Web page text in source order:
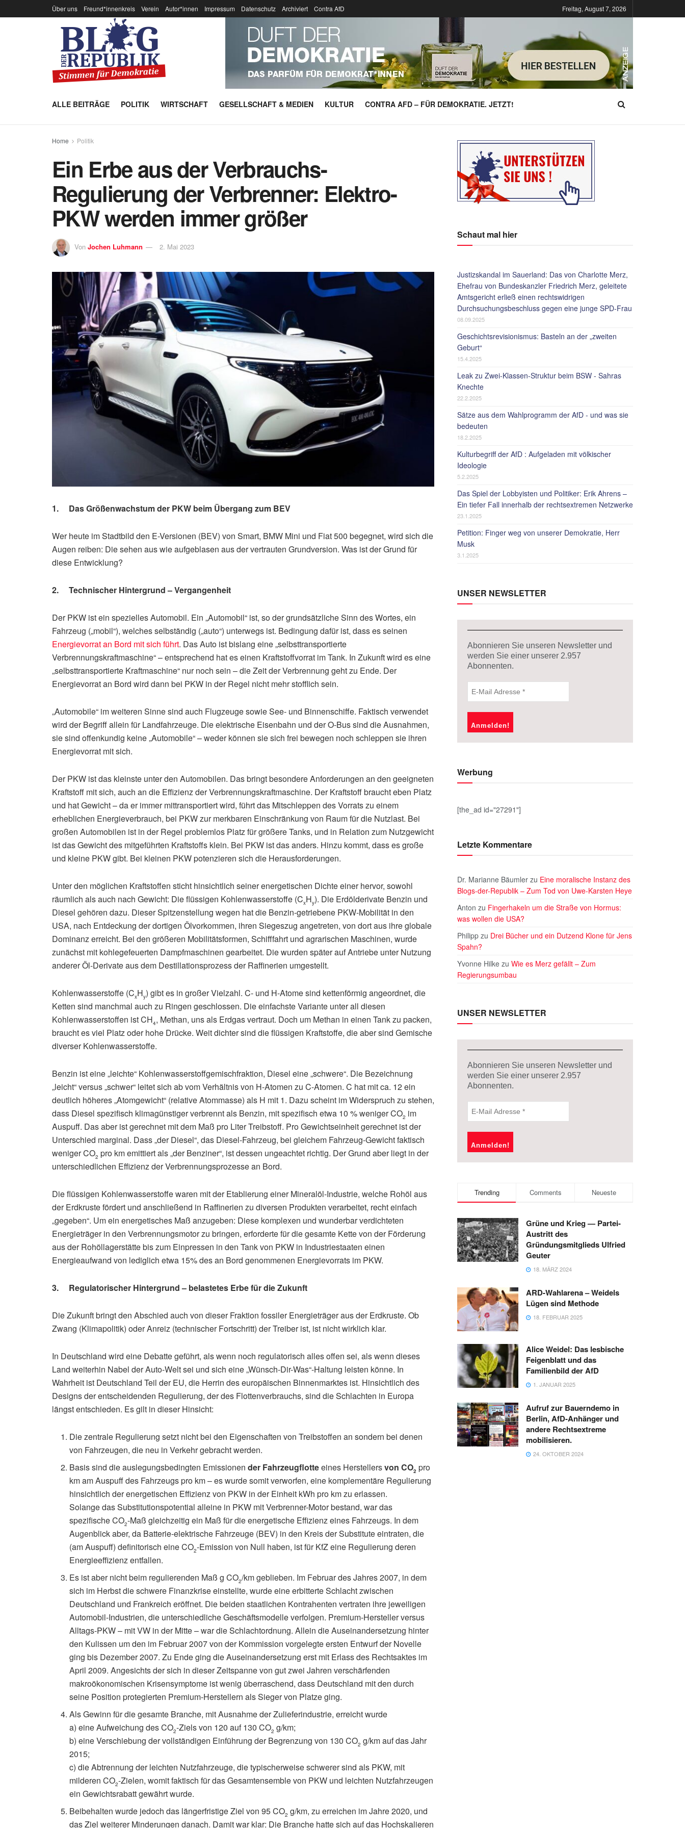
Über uns Freund*innenkreis Verein Autor*innen Impressum Datenschutz Archiviert Contra AfD Freitag, August 7, 2026
ALLE BEITRÄGE POLITIK WIRTSCHAFT GESELLSCHAFT & MEDIEN KULTUR CONTRA AFD – FÜR DEMOKRATIE. JETZT!
Home Politik
Ein Erbe aus der Verbrauchs-
Regulierung der Verbrenner: Elektro-
PKW werden immer größer
Von Jochen Luhmann 2. Mai 2023
1. Das Größenwachstum der PKW beim Übergang zum BEV
Wer heute im Stadtbild den E-Versionen (BEV) von Smart, BMW Mini und Fiat 500 begegnet, wird sich die
Augen reiben: Die sehen aus wie aufgeblasen aus der vertrauten Grundversion. Was ist der Grund für
diese Entwicklung?
2. Technischer Hintergrund – Vergangenheit
Der PKW ist ein spezielles Automobil. Ein „Automobil“ ist, so der grundsätzliche Sinn des Wortes, ein
Fahrzeug („mobil“), welches selbständig („auto“) unterwegs ist. Bedingung dafür ist, dass es seinen
Energievorrat an Bord mit sich führt. Das Auto ist bislang eine „selbsttransportierte
Verbrennungskraftmaschine“ – entsprechend hat es einen Kraftstoffvorrat im Tank. In Zukunft wird es eine
„selbsttransportierte Kraftmaschine“ nur noch sein – die Zeit der Verbrennung geht zu Ende. Der
Energievorrat an Bord wird dann bei PKW in der Regel nicht mehr stofflich sein.
„Automobile“ im weiteren Sinne sind auch Flugzeuge sowie See- und Binnenschiffe. Faktisch verwendet
wird der Begriff allein für Landfahrzeuge. Die elektrische Eisenbahn und der O-Bus sind die Ausnahmen,
sie sind offenkundig keine „Automobile“ – weder können sie sich frei bewegen noch schleppen sie ihren
Energievorrat mit sich.
Der PKW ist das kleinste unter den Automobilen. Das bringt besondere Anforderungen an den geeigneten
Kraftstoff mit sich, auch an die Effizienz der Verbrennungskraftmaschine. Der Kraftstoff braucht eben Platz
und hat Gewicht – da er immer mittransportiert wird, führt das Mitschleppen des Vorrats zu einem
erheblichen Energieverbrauch, bei PKW zur merkbaren Einschränkung von Raum für die Nutzlast. Bei
großen Automobilen ist in der Regel problemlos Platz für größere Tanks, und in Relation zum Nutzgewicht
ist das Gewicht des mitgeführten Kraftstoffs klein. Bei PKW ist das anders. Hinzu kommt, dass es große
und kleine PKW gibt. Bei kleinen PKW potenzieren sich die Herausforderungen.
Unter den möglichen Kraftstoffen sticht hinsichtlich seiner energetischen Dichte einer hervor, sowohl
räumlich als auch nach Gewicht: Die flüssigen Kohlenwasserstoffe (CxHy). Die Erdölderivate Benzin und
Diesel gehören dazu. Dieser Spitzenstellung wegen hat die Benzin-getriebene PKW-Mobilität in den
USA, nach Entdeckung der dortigen Ölvorkommen, ihren Siegeszug angetreten, von dort aus ihre globale
Dominanz erreicht. Bei den größeren Mobilitätsformen, Schifffahrt und agrarischen Maschinen, wurde
zunächst mit kohlegefeuerten Dampfmaschinen gearbeitet. Die wurden später auf Antriebe unter Nutzung
anderer Öl-Derivate aus dem Destillationsprozess der Raffinerien umgestellt.
Kohlenwasserstoffe (CxHy) gibt es in großer Vielzahl. C- und H-Atome sind kettenförmig angeordnet, die
Ketten sind manchmal auch zu Ringen geschlossen. Die einfachste Variante unter all diesen
Kohlenwasserstoffen ist CH4, Methan, uns als Erdgas vertraut. Doch um Methan in einen Tank zu packen,
braucht es viel Platz oder hohe Drücke. Weit dichter sind die flüssigen Kraftstoffe, die aber sind Gemische
diverser Kohlenwasserstoffe.
Benzin ist eine „leichte“ Kohlenwasserstoffgemischfraktion, Diesel eine „schwere“. Die Bezeichnung
„leicht“ versus „schwer“ leitet sich ab vom Verhältnis von H-Atomen zu C-Atomen. C hat mit ca. 12 ein
deutlich höheres „Atomgewicht“ (relative Atommasse) als H mit 1. Dazu scheint im Widerspruch zu stehen,
dass Diesel spezifisch klimagünstiger verbrennt als Benzin, mit spezifisch etwa 10 % weniger CO2 im
Auspuff. Das aber ist gerechnet mit dem Maß pro Liter Treibstoff. Pro Gewichtseinheit gerechnet ist der
Unterschied marginal. Dass „der Diesel“, das Diesel-Fahrzeug, bei gleichem Fahrzeug-Gewicht faktisch
weniger CO2 pro km emittiert als „der Benziner“, ist dessen ungeachtet richtig. Der Grund aber liegt in der
unterschiedlichen Effizienz der Verbrennungsprozesse an Bord.
Die flüssigen Kohlenwasserstoffe waren mit der Etablierung einer Mineralöl-Industrie, welche Rohöl aus
der Erdkruste fördert und anschließend in Raffinerien zu diversen Produkten verarbeitet, recht einfach
„gegeben“. Um ein energetisches Maß anzugeben: Diese komplexen und wunderbar verdichteten
Energieträger in den Verbrennungsmotor zu bringen, erforderte für die gesamte Kette von der Förderung
aus der Rohöllagerstätte bis zum Einpressen in den Tank von PKW in Industriestaaten einen
Energieaufwand von lediglich etwa 15% des an Bord genommenen Energievorrats im PKW.
3. Regulatorischer Hintergrund – belastetes Erbe für die Zukunft
Die Zukunft bringt den Abschied auch von dieser Fraktion fossiler Energieträger aus der Erdkruste. Ob
Zwang (Klimapolitik) oder Anreiz (technischer Fortschritt) der Treiber ist, ist nicht wirklich klar.
In Deutschland wird eine Debatte geführt, als wenn noch regulatorisch alles offen sei, als wenn dieses
Land weiterhin Nabel der Auto-Welt sei und sich eine „Wünsch-Dir-Was“-Haltung leisten könne. In
Wahrheit ist Deutschland Teil der EU, die Herrin des europäischen Binnenmarktes ist. Hinsichtlich des
Designs der entscheidenden Regulierung, der des Flottenverbrauchs, sind die Schlachten in Europa
längst entschieden. Es gilt in dieser Hinsicht:
Die zentrale Regulierung setzt nicht bei den Eigenschaften von Treibstoffen an sondern bei denen
von Fahrzeugen, die neu in Verkehr gebracht werden.
Basis sind die auslegungsbedingten Emissionender Fahrzeugflotteeines Herstellersvon CO2 pro
km am Auspuff des Fahrzeugs pro km – es wurde somit verworfen, eine komplementäre Regulierung
hinsichtlich der energetischen Effizienz von PKW in der Einheit kWh pro km zu erlassen.
Solange das Substitutionspotential alleine in PKW mit Verbrenner-Motor bestand, war das
spezifische CO2-Maß gleichzeitig ein Maß für die energetische Effizienz eines Fahrzeugs. In dem
Augenblick aber, da Batterie-elektrische Fahrzeuge (BEV) in den Kreis der Substitute eintraten, die
(am Auspuff) definitorisch eine CO2-Emission von Null haben, ist für KfZ eine Regulierung deren
Energieeffizienz entfallen.
Es ist aber nicht beim regulierenden Maß g CO2/km geblieben. Im Februar des Jahres 2007, in dem
sich im Herbst die schwere Finanzkrise einstellte, wurde eine erbitterte Schlacht zwischen
Deutschland und Frankreich eröffnet. Die beiden staatlichen Kontrahenten vertraten ihre jeweiligen
Automobil-Industrien, die unterschiedliche Geschäftsmodelle verfolgen. Premium-Hersteller versus
Alltags-PKW – mit VW in der Mitte – war die Schlachtordnung. Allein die Auseinandersetzung hinter
den Kulissen um den im Februar 2007 von der Kommission vorgelegte ersten Entwurf der Novelle
ging bis Dezember 2007. Zu Ende ging die Auseinandersetzung erst mit Erlass des Rechtsaktes im
April 2009. Angesichts der sich in dieser Zeitspanne von gut zwei Jahren verschärfenden
makroökonomischen Krisensymptome ist wenig überraschend, dass Deutschland mit den durch
seine Position protegierten Premium-Herstellern als Sieger von Platze ging.
Als Gewinn für die gesamte Branche, mit Ausnahme der Zulieferindustrie, erreicht wurde
a) eine Aufweichung des CO2-Ziels von 120 auf 130 CO2 g/km;
b) eine Verschiebung der vollständigen Einführung der Begrenzung von 130 CO2 g/km auf das Jahr
2015;
c) die Abtrennung der leichten Nutzfahrzeuge, die typischerweise schwerer sind als PKW, mit
milderen CO2-Zielen, womit faktisch für das Gesamtensemble von PKW und leichten Nutzfahrzeugen
ein Gewichtsrabatt gewährt wurde.
Beibehalten wurde jedoch das längerfristige Ziel von 95 CO2 g/km, zu erreichen im Jahre 2020, und
das Ziel weiterer Minderungen danach. Damit war klar: Die Branche hatte sich auf das Hochskalieren
Schaut mal hier
Justizskandal im Sauerland: Das von Charlotte Merz,
Ehefrau von Bundeskanzler Friedrich Merz, geleitete
Amtsgericht erließ einen rechtswidrigen
Durchsuchungsbeschluss gegen eine junge SPD-Frau
08.09.2025
Geschichtsrevisionismus: Basteln an der „zweiten
Geburt“
15.4.2025
Leak zu Zwei-Klassen-Struktur beim BSW - Sahras
Knechte
22.2.2025
Sätze aus dem Wahlprogramm der AfD - und was sie
bedeuten
18.2.2025
Kulturbegriff der AfD : Aufgeladen mit völkischer
Ideologie
5.2.2025
Das Spiel der Lobbyisten und Politiker: Erik Ahrens –
Ein tiefer Fall innerhalb der rechtsextremen Netzwerke
23.1.2025
Petition: Finger weg von unserer Demokratie, Herr
Musk
3.1.2025
UNSER NEWSLETTER
Abonnieren Sie unseren Newsletter und
werden Sie einer unserer 2.957
Abonnenten.
Werbung
[the_ad id="27291"]
Letzte Kommentare
Dr. Marianne Bäumler zu Eine moralische Instanz des
Blogs-der-Republik – Zum Tod von Uwe-Karsten Heye
Anton zu Fingerhakeln um die Straße von Hormus:
was wollen die USA?
Philipp zu Drei Bücher und ein Dutzend Klone für Jens
Spahn?
Yvonne Hilke zu Wie es Merz gefällt – Zum
Regierungsumbau
UNSER NEWSLETTER
Abonnieren Sie unseren Newsletter und
werden Sie einer unserer 2.957
Abonnenten.
Trending Comments Neueste
Grüne und Krieg — Partei-
Austritt des
Gründungsmitglieds Ulfried
Geuter
18. MÄRZ 2024
ARD-Wahlarena – Weidels
Lügen sind Methode
18. FEBRUAR 2025
Alice Weidel: Das lesbische
Feigenblatt und das
Familienbild der AfD
1. JANUAR 2025
Aufruf zur Bauerndemo in
Berlin, AfD-Anhänger und
andere Rechtsextreme
mobilisieren.
24. OKTOBER 2024